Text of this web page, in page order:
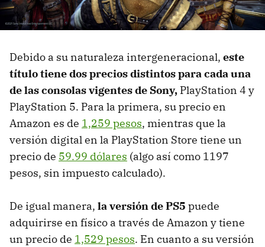
Debido a su naturaleza intergeneracional, este
título tiene dos precios distintos para cada una
de las consolas vigentes de Sony, PlayStation 4 y
PlayStation 5. Para la primera, su precio en
Amazon es de 1,259 pesos, mientras que la
versión digital en la PlayStation Store tiene un
precio de 59.99 dólares (algo así como 1197
pesos, sin impuesto calculado).
De igual manera, la versión de PS5 puede
adquirirse en físico a través de Amazon y tiene
un precio de 1,529 pesos. En cuanto a su versión